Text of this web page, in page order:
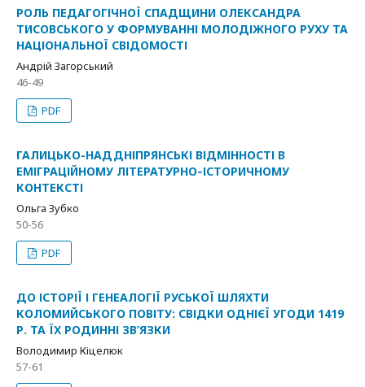
РОЛЬ ПЕДАГОГІЧНОЇ СПАДЩИНИ ОЛЕКСАНДРА
ТИСОВСЬКОГО У ФОРМУВАННІ МОЛОДІЖНОГО РУХУ ТА
НАЦІОНАЛЬНОЇ СВІДОМОСТІ
Андрій Загорський
46-49
PDF
ГАЛИЦЬКО-НАДДНІПРЯНСЬКІ ВІДМІННОСТІ В
ЕМІГРАЦІЙНОМУ ЛІТЕРАТУРНО‑ІСТОРИЧНОМУ
КОНТЕКСТІ
Ольга Зубко
50-56
PDF
ДО ІСТОРІЇ І ГЕНЕАЛОГІЇ РУСЬКОЇ ШЛЯХТИ
КОЛОМИЙСЬКОГО ПОВІТУ: СВІДКИ ОДНІЄЇ УГОДИ 1419
Р. ТА ЇХ РОДИННІ ЗВ’ЯЗКИ
Володимир Кіцелюк
57-61